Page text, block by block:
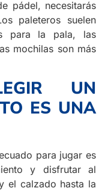
pádel, necesitarás
paleteros suelen
para la pala, las
mochilas son más
UN
ES UNA
para jugar es
y disfrutar al
el calzado hasta la